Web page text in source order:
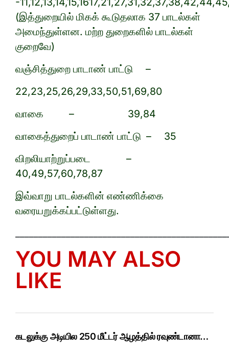
(இத்துறையில் மிகக் கூடுதலாக 37 பாடல்கள்
அமைந்துள்ளன. மற்ற துறைகளில் பாடல்கள்
குறைவே)
வஞ்சித்துறை பாடாண் பாட்டு –
22,23,25,26,29,33,50,51,69,80
வாகை – 39,84
வாகைத்துறைப் பாடாண் பாட்டு – 35
விறலியாற்றுப்படை –
40,49,57,60,78,87
இவ்வாறு பாடல்களின் எண்ணிக்கை
வரையறுக்கப்பட்டுள்ளது.
YOU MAY ALSO
LIKE
கடலுக்கு அடியில 250 மீட்டர் ஆழத்தில் ரவுண்டானா…